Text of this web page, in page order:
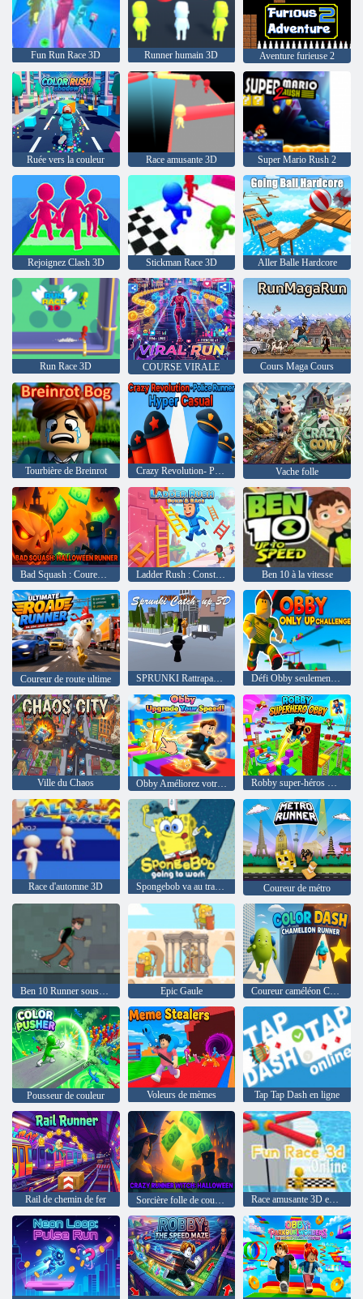
Fun Run Race 3D Runner humain 3D Aventure furieuse 2
Ruée vers la couleur Race amusante 3D Super Mario Rush 2
Rejoignez Clash 3D Stickman Race 3D Aller Balle Hardcore
Run Race 3D COURSE VIRALE Cours Maga Cours
Tourbière de Breinrot Crazy Revolution- Police Runner Hyper Casual Vache folle
Bad Squash : Coureur d'Halloween Ladder Rush : Construire et faire la course Ben 10 à la vitesse
Coureur de route ultime SPRUNKI Rattrapage 3D Défi Obby seulement vers le haut
Ville du Chaos Obby Améliorez votre vitesse !
Race d'automne 3D Spongebob va au travail Coureur de métro
Ben 10 Runner sous-ville Epic Gaule Coureur caméléon Color Dash
Pousseur de couleur Voleurs de mèmes Tap Tap Dash en ligne
Rail de chemin de fer Sorcière folle de coureur Halloween